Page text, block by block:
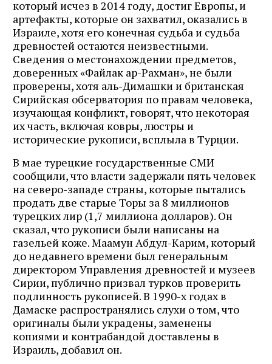
который исчез в 2014 году, достиг Европы, и
артефакты, которые он захватил, оказались в
Израиле, хотя его конечная судьба и судьба
древностей остаются неизвестными.
Сведения о местонахождении предметов,
доверенных «Файлак ар-Рахман», не были
проверены, хотя аль-Димашки и британская
Сирийская обсерватория по правам человека,
изучающая конфликт, говорят, что некоторая
их часть, включая ковры, люстры и
исторические рукописи, всплыла в Турции.
В мае турецкие государственные СМИ
сообщили, что власти задержали пять человек
на северо-западе страны, которые пытались
продать две старые Торы за 8 миллионов
турецких лир (1,7 миллиона долларов). Он
сказал, что рукописи были написаны на
газельей коже. Маамун Абдул-Карим, который
до недавнего времени был генеральным
директором Управления древностей и музеев
Сирии, публично призвал турков проверить
подлинность рукописей. В 1990-х годах в
Дамаске распространялись слухи о том, что
оригиналы были украдены, заменены
копиями и контрабандой доставлены в
Израиль, добавил он.